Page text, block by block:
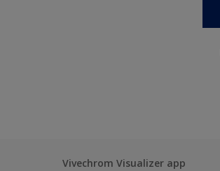
Vivechrom Visualizer app